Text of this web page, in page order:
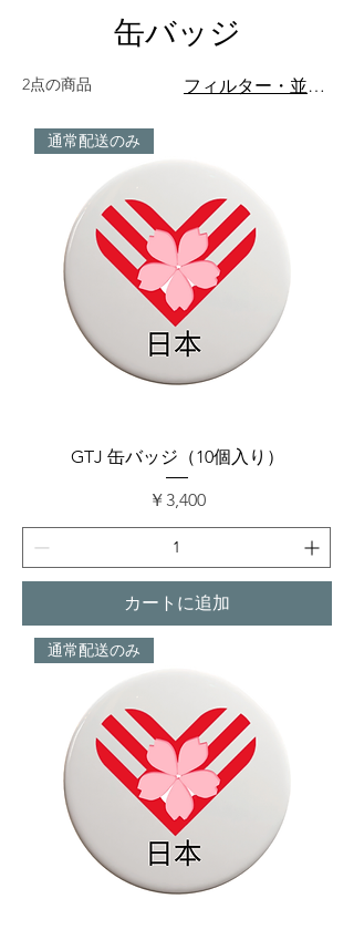
缶バッジ
2点の商品 フィルター・並び替え
通常配送のみ
GTJ 缶バッジ（10個入り）
価格
￥3,400
カートに追加
通常配送のみ